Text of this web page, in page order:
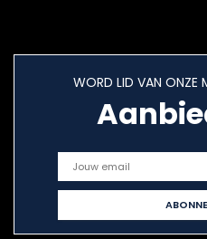
WORD LID VAN ONZE